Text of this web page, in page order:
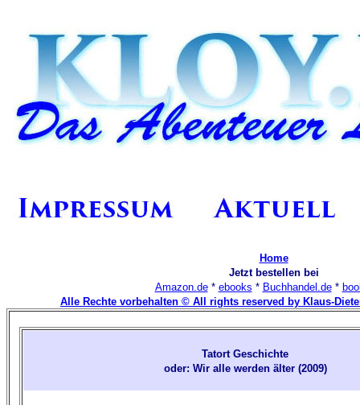
Home
Jetzt bestellen bei
Amazon.de* ebooks * Buchhandel.de*
Alle Rechte vorbehalten © All rights reserved by Klaus-
Tatort Geschichte
oder: Wir alle werden älter (2009)